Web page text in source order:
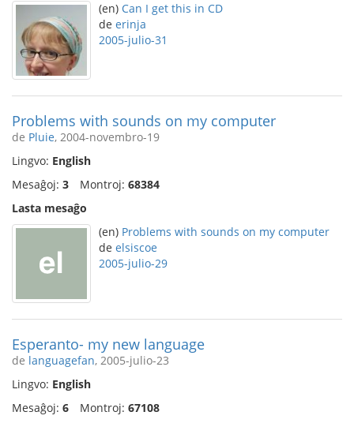
(en) Can I get this in CD
de erinja
2005-julio-31
Problems with sounds on my computer
de Pluie, 2004-novembro-19
Lingvo: English
Mesaĝoj: 3 Montroj: 68384
Lasta mesaĝo
(en) Problems with sounds on my computer
de elsiscoe
2005-julio-29
Esperanto- my new language
de languagefan, 2005-julio-23
Lingvo: English
Mesaĝoj: 6 Montroj: 67108